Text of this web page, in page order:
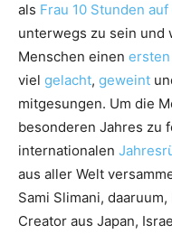
als Frau 10 Stunden
unterwegs zu sein und
Menschen einen ersten
viel gelacht, geweint
mitgesungen. Um die
besonderen Jahres zu
internationalen
aus aller Welt
Sami Slimani,
Creator aus Japan,